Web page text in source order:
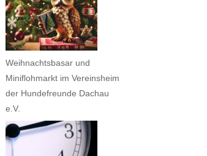
Weihnachtsbasar und
Miniflohmarkt im Vereinsheim
der Hundefreunde Dachau
e.V.